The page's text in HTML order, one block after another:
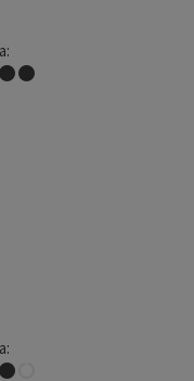
uitzicht